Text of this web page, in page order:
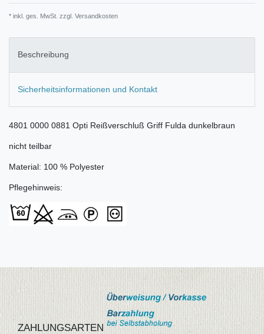
* inkl. ges. MwSt. zzgl. Versandkosten
Beschreibung
Sicherheitsinformationen und Kontakt
4801 0000 0881 Opti Reißverschluß Griff Fulda dunkelbraun
nicht teilbar
Material: 100 % Polyester
Pflegehinweis:
ZAHLUNGSARTEN